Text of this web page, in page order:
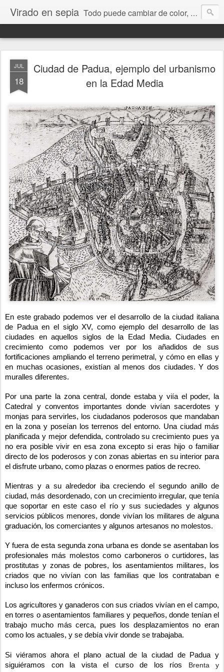
Virado en sepia Todo puede cambiar de color, depende de nosotros y de nuestra capacidad para aprender a mirar. Hablamos de sociedad, economía, empresa, política, RRHH, formación. De Historia reciente, de educación y de temas sociales.
JUL
18
Ciudad de Padua, ejemplo del urbanismo
en la Edad Media
En este grabado podemos ver el desarrollo de la ciudad italiana
de Padua en el siglo XV, como ejemplo del desarrollo de las
ciudades en aquellos siglos de la Edad Media. Ciudades en
crecimiento como podemos ver por los añadidos de sus
fortificaciones ampliando el terreno perimetral, y cómo en ellas y
en muchas ocasiones, existían al menos dos ciudades. Y dos
muralles diferentes.
Por una parte la zona central, donde estaba y viía el poder, la
Catedral y conventos importantes donde vivían sacerdotes y
monjas para servirles, los ciudadanos poderosos que mandaban
en la zona y poseían los terrenos del entorno. Una ciudad más
planificada y mejor defendida, controlado su crecimiento pues ya
no era posible vivir en esa zona excepto si eras hijo o familiar
directo de los poderosos y con zonas abiertas en su interior para
el disfrute urbano, como plazas o enormes patios de recreo.
Mientras y a su alrededor iba creciendo el segundo anillo de
ciudad, más desordenado, con un crecimiento irregular, que tenía
que soportar en este caso el río y sus suciedades y algunos
servicios públicos menores, donde vivían los militares de alguna
graduación, los comerciantes y algunos artesanos no molestos.
Y fuera de esta segunda zona urbana es donde se asentaban los
profesionales más molestos como carboneros o curtidores, las
prostitutas y zonas de pobres, los asentamientos militares, los
criados que no vivían con las familias que los contrataban e
incluso los enfermos crónicos.
Los agricultores y ganaderos con sus criados vivían en el campo,
en torres o asentamientos familiares y pequeños, donde tenían el
trabajo mucho más cerca, pues los desplazamientos no eran
como los actuales, y se debía vivir donde se trabajaba.
Si viéramos ahora el plano actual de la ciudad de Padua y
siguiéramos con la vista el curso de los ríos Brenta y